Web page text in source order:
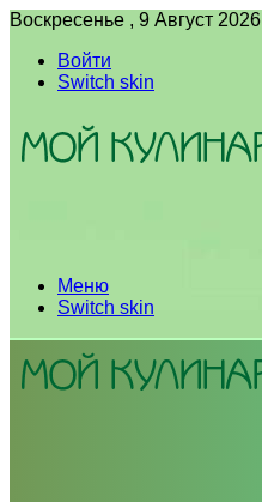
Воскресенье , 9 Август 2026
Войти
Switch skin
Меню
Switch skin